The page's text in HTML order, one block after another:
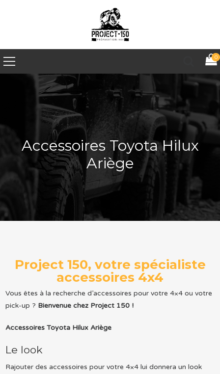
0
Accessoires Toyota Hilux
Ariège
Project 150, votre spécialiste
accessoires 4x4
Vous êtes à la recherche d’accessoires pour votre 4×4 ou votre
pick-up ? Bienvenue chez Project 150 !
Accessoires Toyota Hilux Ariège
Le look
Rajouter des accessoires pour votre 4×4 lui donnera un look